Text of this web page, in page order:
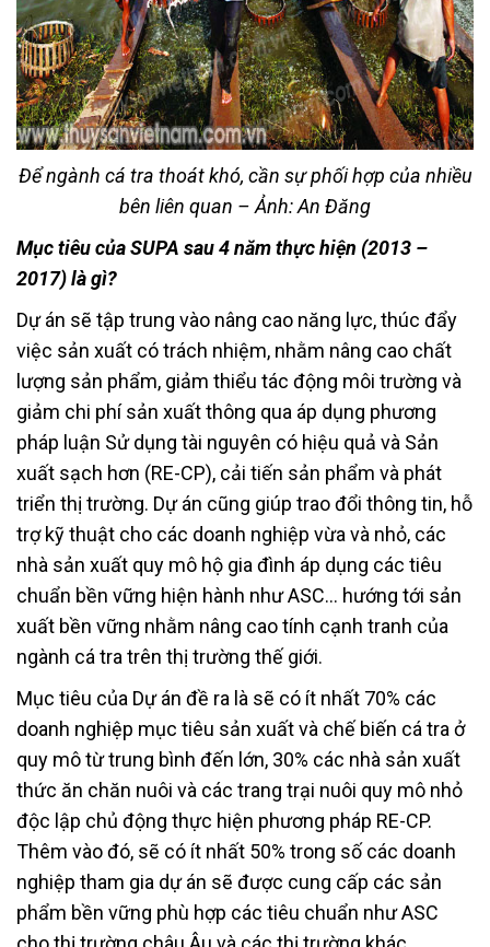
Để ngành cá tra thoát khó, cần sự phối hợp của nhiều
bên liên quan – Ảnh: An Đăng
Mục tiêu của SUPA sau 4 năm thực hiện (2013 –
2017) là gì?
Dự án sẽ tập trung vào nâng cao năng lực, thúc đẩy
việc sản xuất có trách nhiệm, nhằm nâng cao chất
lượng sản phẩm, giảm thiểu tác động môi trường và
giảm chi phí sản xuất thông qua áp dụng phương
pháp luận Sử dụng tài nguyên có hiệu quả và Sản
xuất sạch hơn (RE-CP), cải tiến sản phẩm và phát
triển thị trường. Dự án cũng giúp trao đổi thông tin, hỗ
trợ kỹ thuật cho các doanh nghiệp vừa và nhỏ, các
nhà sản xuất quy mô hộ gia đình áp dụng các tiêu
chuẩn bền vững hiện hành như ASC… hướng tới sản
xuất bền vững nhằm nâng cao tính cạnh tranh của
ngành cá tra trên thị trường thế giới.
Mục tiêu của Dự án đề ra là sẽ có ít nhất 70% các
doanh nghiệp mục tiêu sản xuất và chế biến cá tra ở
quy mô từ trung bình đến lớn, 30% các nhà sản xuất
thức ăn chăn nuôi và các trang trại nuôi quy mô nhỏ
độc lập chủ động thực hiện phương pháp RE-CP.
Thêm vào đó, sẽ có ít nhất 50% trong số các doanh
nghiệp tham gia dự án sẽ được cung cấp các sản
phẩm bền vững phù hợp các tiêu chuẩn như ASC